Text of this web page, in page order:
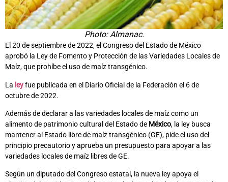
Photo: Almanac.
El 20 de septiembre de 2022, el Congreso del Estado de México
aprobó la Ley de Fomento y Protección de las Variedades Locales de
Maíz, que prohíbe el uso de maíz transgénico.
La leyfue publicada en el Diario Oficial de la Federación el 6 de
octubre de 2022.
Además de declarar a las variedades locales de maíz como un
alimento de patrimonio cultural del Estado de México, la ley busca
mantener al Estado libre de maíz transgénico (GE), pide el uso del
principio precautorio y aprueba un presupuesto para apoyar a las
variedades locales de maíz libres de GE.
Según un diputado del Congreso estatal, la nueva ley apoya el